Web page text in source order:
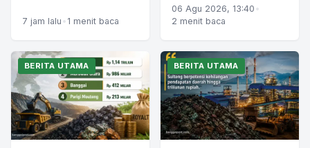
7 jam lalu • 1 menit baca
06 Agu 2026, 13:40 •
2 menit baca
BERITA UTAMA BERITA UTAMA